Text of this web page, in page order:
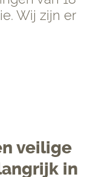
Wij zijn er
veilige
in